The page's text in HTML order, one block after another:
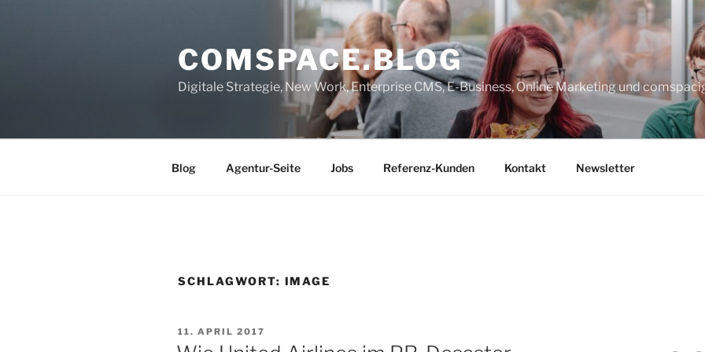
COMSPACE.BLOG
Digitale Strategie, New Work, Enterprise CMS, E-Business, Online Marketing und
Blog Agentur-Seite Jobs Referenz-Kunden Kontakt Newsletter
SCHLAGWORT: IMAGE
VERÖFFENTLICHT
AM
11. APRIL 2017